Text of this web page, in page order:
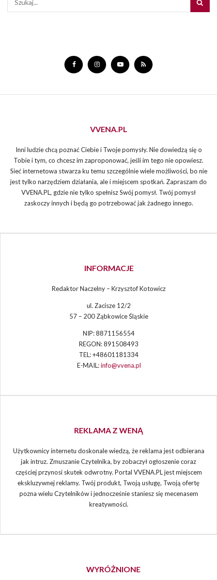
VVENA.PL
Inni ludzie chcą poznać Ciebie i Twoje pomysły. Nie dowiedzą się o
Tobie i tym, co chcesz im zaproponować, jeśli im tego nie opowiesz.
Sieć internetowa stwarza ku temu szczególnie wiele możliwości, bo nie
jest tylko narzędziem działania, ale i miejscem spotkań. Zapraszam do
VVENA.PL, gdzie nie tylko spełnisz Swój pomysł. Twój pomysł
zaskoczy innych i będą go potrzebować jak żadnego innego.
INFORMACJE
Redaktor Naczelny – Krzysztof Kotowicz
ul. Zacisze 12/2
57 – 200 Ząbkowice Śląskie
NIP: 8871156554
REGON: 891508493
TEL: +48601181334
E-MAIL:info@vvena.pl
REKLAMA Z WENĄ
Użytkownicy internetu doskonale wiedzą, że reklama jest odbierana
jak intruz. Zmuszanie Czytelnika, by zobaczył ogłoszenie coraz
częściej przynosi skutek odwrotny. Portal VVENA.PL jest miejscem
ekskluzywnej reklamy. Twój produkt, Twoją usługę, Twoją ofertę
pozna wielu Czytelników i jednocześnie staniesz się mecenasem
kreatywności.
WYRÓŻNIONE